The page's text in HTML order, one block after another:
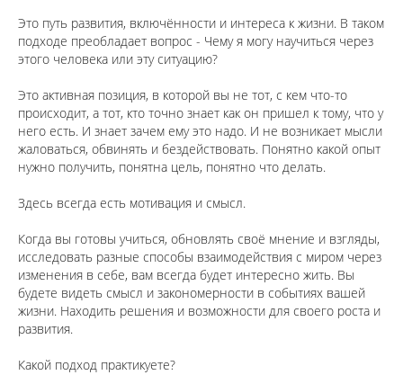
Это путь развития, включённости и интереса к жизни. В таком
подходе преобладает вопрос - Чему я могу научиться через
этого человека или эту ситуацию?
Это активная позиция, в которой вы не тот, с кем что-то
происходит, а тот, кто точно знает как он пришел к тому, что у
него есть. И знает зачем ему это надо. И не возникает мысли
жаловаться, обвинять и бездействовать. Понятно какой опыт
нужно получить, понятна цель, понятно что делать.
Здесь всегда есть мотивация и смысл.
Когда вы готовы учиться, обновлять своё мнение и взгляды,
исследовать разные способы взаимодействия с миром через
изменения в себе, вам всегда будет интересно жить. Вы
будете видеть смысл и закономерности в событиях вашей
жизни. Находить решения и возможности для своего роста и
развития.
Какой подход практикуете?